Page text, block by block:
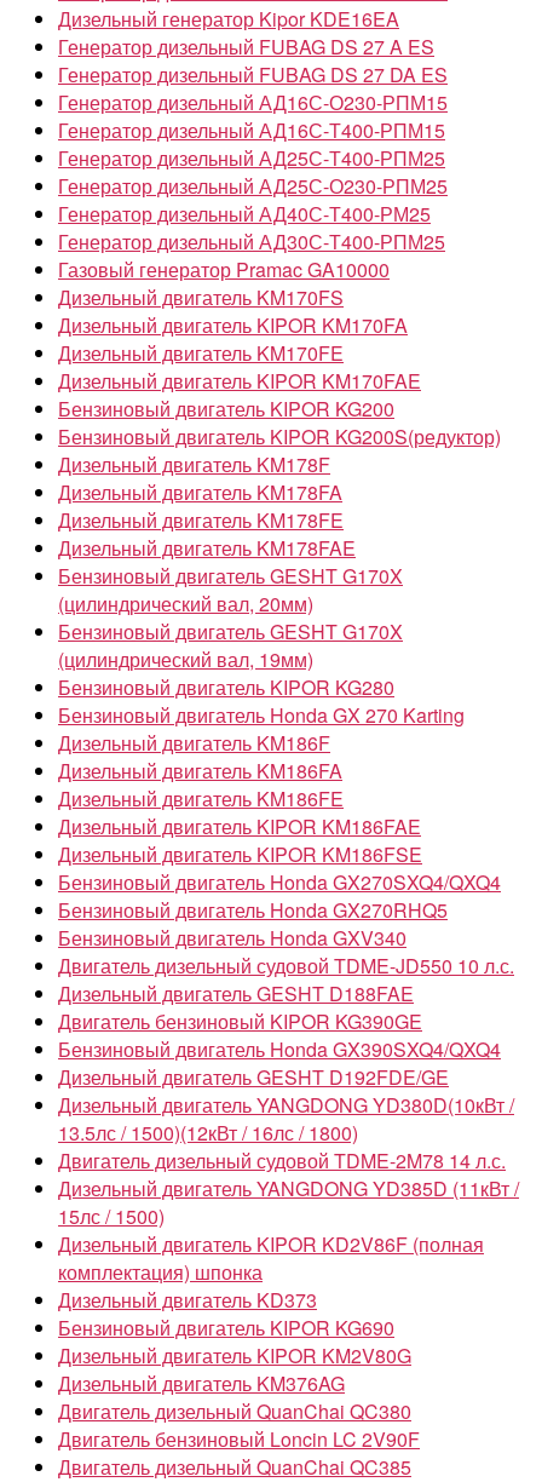
Дизельный генератор Kipor KDE16EA
Генератор дизельный FUBAG DS 27 A ES
Генератор дизельный FUBAG DS 27 DA ES
Генератор дизельный АД16С-О230-РПМ15
Генератор дизельный АД16С-Т400-РПМ15
Генератор дизельный АД25С-Т400-РПМ25
Генератор дизельный АД25С-О230-РПМ25
Генератор дизельный АД40С-Т400-РМ25
Генератор дизельный АД30С-Т400-РПМ25
Газовый генератор Pramac GA10000
Дизельный двигатель KM170FS
Дизельный двигатель KIPOR KM170FA
Дизельный двигатель KM170FE
Дизельный двигатель KIPOR KM170FAE
Бензиновый двигатель KIPOR KG200
Бензиновый двигатель KIPOR KG200S(редуктор)
Дизельный двигатель KM178F
Дизельный двигатель KM178FA
Дизельный двигатель KM178FE
Дизельный двигатель KM178FAE
Бензиновый двигатель GESHT G170X
(цилиндрический вал, 20мм)
Бензиновый двигатель GESHT G170X
(цилиндрический вал, 19мм)
Бензиновый двигатель KIPOR KG280
Бензиновый двигатель Honda GX 270 Karting
Дизельный двигатель KM186F
Дизельный двигатель KM186FA
Дизельный двигатель KM186FE
Дизельный двигатель KIPOR KM186FAE
Дизельный двигатель KIPOR KM186FSE
Бензиновый двигатель Honda GX270SXQ4/QXQ4
Бензиновый двигатель Honda GX270RHQ5
Бензиновый двигатель Honda GXV340
Двигатель дизельный судовой TDME-JD550 10 л.с.
Дизельный двигатель GESHT D188FAE
Двигатель бензиновый KIPOR KG390GE
Бензиновый двигатель Honda GX390SXQ4/QXQ4
Дизельный двигатель GESHT D192FDE/GE
Дизельный двигатель YANGDONG YD380D(10кВт /
13.5лс / 1500)(12кВт / 16лс / 1800)
Двигатель дизельный судовой TDME-2M78 14 л.с.
Дизельный двигатель YANGDONG YD385D (11кВт /
15лс / 1500)
Дизельный двигатель KIPOR KD2V86F (полная
комплектация) шпонка
Дизельный двигатель KD373
Бензиновый двигатель KIPOR KG690
Дизельный двигатель KIPOR KM2V80G
Дизельный двигатель KM376AG
Двигатель дизельный QuanChai QC380
Двигатель бензиновый Loncin LC 2V90F
Двигатель дизельный QuanChai QC385